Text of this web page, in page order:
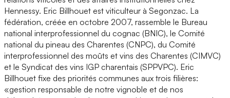
Hennessy. Eric Billhouet est viticulteur à Segonzac. La
fédération, créée en octobre 2007, rassemble le Bureau
national interprofessionnel du cognac (BNIC), le Comité
national du pineau des Charentes (CNPC), du Comité
interprofessionnel des moûts et vins des Charentes (CIMVC)
et le Syndicat des vins IGP charentais (SPPVPC). Eric
Billhouet fixe des priorités communes aux trois filières:
«gestion responsable de notre vignoble et de nos